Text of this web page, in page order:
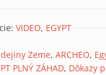
VIDEO EGYPT
Zeme ARCHEO
PLNÝ ZÁHAD Dôkazy